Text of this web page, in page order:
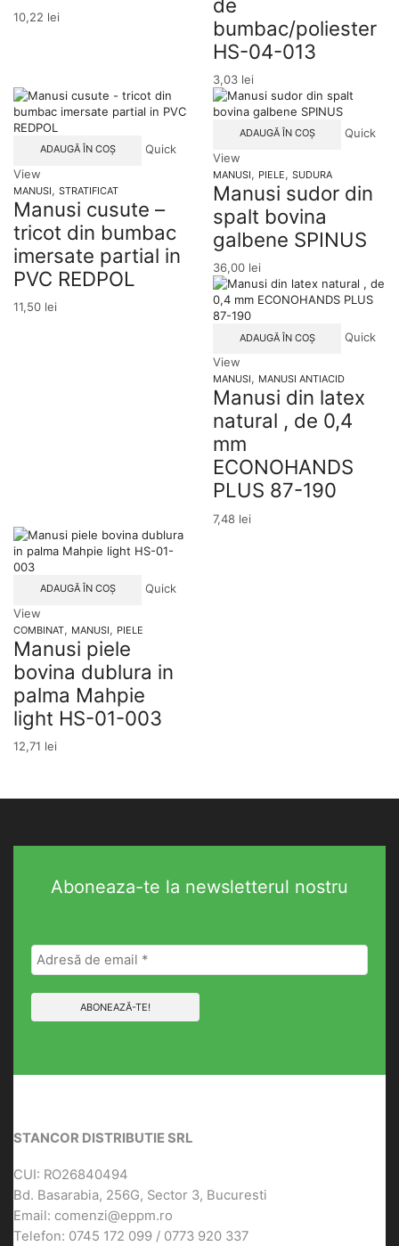
10,22 lei
bumbac/poliester
HS-04-013
3,03 lei
ADAUGĂ ÎN COȘ
Quick
View
MANUSI, STRATIFICAT
Manusi cusute –
tricot din bumbac
imersate partial in
PVC REDPOL
11,50 lei
ADAUGĂ ÎN COȘ
Quick
View
MANUSI, PIELE, SUDURA
Manusi sudor din
spalt bovina
galbene SPINUS
36,00 lei
ADAUGĂ ÎN COȘ
Quick
View
MANUSI, MANUSI ANTIACID
Manusi din latex
natural , de 0,4
mm
ECONOHANDS
PLUS 87-190
7,48 lei
ADAUGĂ ÎN COȘ
Quick
View
COMBINAT, MANUSI, PIELE
Manusi piele
bovina dublura in
palma Mahpie
light HS-01-003
12,71 lei
Aboneaza-te la newsletterul nostru
STANCOR DISTRIBUTIE SRL
CUI: RO26840494
Bd. Basarabia, 256G, Sector 3, Bucuresti
Email: comenzi@eppm.ro
Telefon: 0745 172 099 / 0773 920 337